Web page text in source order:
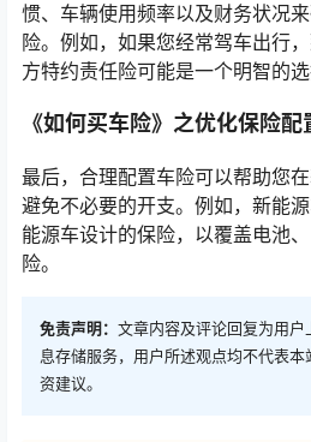
惯、车辆使用频率以及财务状况
险。例如，如果您经常驾车出行
方特约责任险可能是一个明智的选
《如何买车险》之优化保险配
最后，合理配置车险可以帮助您在
避免不必要的开支。例如，新能
能源车设计的保险，以覆盖电池
险。
免责声明： 文章内容及评论回复为用
息存储服务，用户所述观点均不代表
资建议。